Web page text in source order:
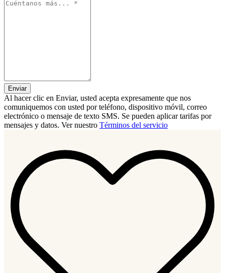
Enviar
Al hacer clic en Enviar, usted acepta expresamente que nos
comuniquemos con usted por teléfono, dispositivo móvil, correo
electrónico o mensaje de texto SMS. Se pueden aplicar tarifas por
mensajes y datos. Ver nuestro Términos del servicio